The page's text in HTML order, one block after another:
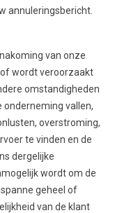
annuleringsbericht.
van onze
wordt veroorzaakt
omstandigheden
onderneming vallen,
overstroming,
te vinden en de
dergelijke
wordt om de
geheel of
van de klant